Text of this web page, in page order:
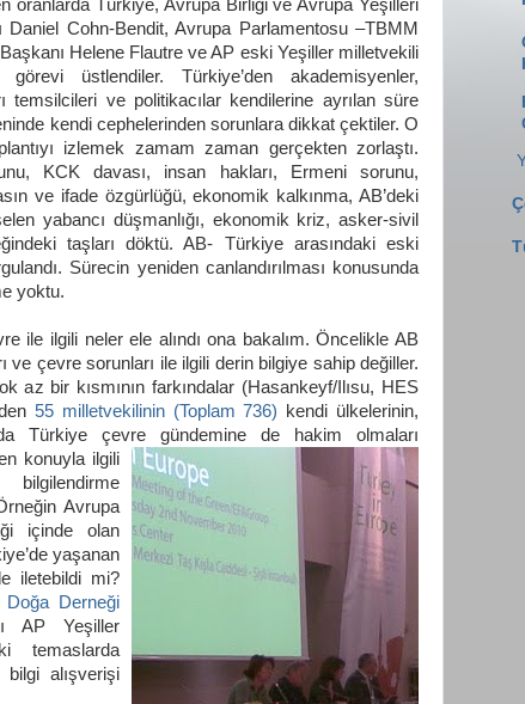
oranlarda Türkiye, Avrupa Birliği ve Avrupa Yeşilleri
Cohn-Bendit, Avrupa Parlamentosu –TBMM
Helene Flautre ve AP eski Yeşiller milletvekili
görevi üstlendiler. Türkiye’den akademisyenler,
temsilcileri ve politikacılar kendilerine ayrılan süre
kendi cephelerinden sorunlara dikkat çektiler. O
izlemek zamam zaman gerçekten zorlaştı.
KCK davası, insan hakları, Ermeni sorunu,
ve ifade özgürlüğü, ekonomik kalkınma, AB’deki
yabancı düşmanlığı, ekonomik kriz, asker-sivil
taşları döktü. AB- Türkiye arasındaki eski
Sürecin yeniden canlandırılması konusunda
yoktu.
ile ilgili neler ele alındı ona bakalım. Öncelikle AB
ve çevre sorunları ile ilgili derin bilgiye sahip değiller.
az bir kısmının farkındalar (Hasankeyf/Ilısu, HES
55 milletvekilinin (Toplam 736) kendi ülkelerinin,
Türkiye çevre gündemine de hakim olmaları
konuyla ilgili
Avrupa
içinde olan
yaşanan
iletebildi mi?
Doğa Derneği
AP Yeşiller
temaslarda
alışverişi